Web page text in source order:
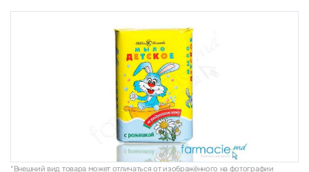
*Внешний вид товара может отличаться от изображённого на фотографии